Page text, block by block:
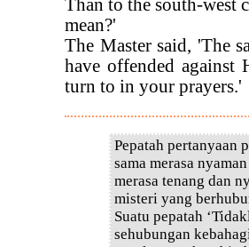
Than to the south-west
mean?'
The Master said, 'The
have offended against
turn to in your prayers.'
Pepatah pertanyaan
sama merasa
merasa tenang dan
misteri yang
Suatu pepatah
sehubungan